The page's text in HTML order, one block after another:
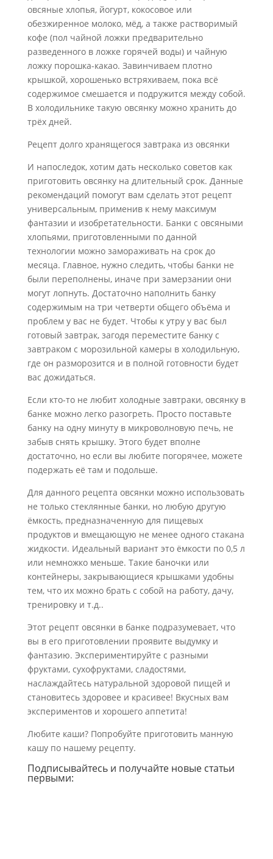
овсяные хлопья, йогурт, кокосовое или
обезжиренное молоко, мёд, а также растворимый
кофе (пол чайной ложки предварительно
разведенного в ложке горячей воды) и чайную
ложку порошка-какао. Завинчиваем плотно
крышкой, хорошенько встряхиваем, пока всё
содержимое смешается и подружится между собой.
В холодильнике такую овсянку можно хранить до
трёх дней.
Рецепт долго хранящегося завтрака из овсянки
И напоследок, хотим дать несколько советов как
приготовить овсянку на длительный срок. Данные
рекомендаций помогут вам сделать этот рецепт
универсальным, применив к нему максимум
фантазии и изобретательности. Банки с овсяными
хлопьями, приготовленными по данной
технологии можно замораживать на срок до
месяца. Главное, нужно следить, чтобы банки не
были переполнены, иначе при замерзании они
могут лопнуть. Достаточно наполнить банку
содержимым на три четверти общего объёма и
проблем у вас не будет. Чтобы к утру у вас был
готовый завтрак, загодя переместите банку с
завтраком с морозильной камеры в холодильную,
где он разморозится и в полной готовности будет
вас дожидаться.
Если кто-то не любит холодные завтраки, овсянку в
банке можно легко разогреть. Просто поставьте
банку на одну минуту в микроволновую печь, не
забыв снять крышку. Этого будет вполне
достаточно, но если вы любите погорячее, можете
подержать её там и подольше.
Для данного рецепта овсянки можно использовать
не только стеклянные банки, но любую другую
ёмкость, предназначенную для пищевых
продуктов и вмещающую не менее одного стакана
жидкости. Идеальный вариант это ёмкости по 0,5 л
или немножко меньше. Такие баночки или
контейнеры, закрывающиеся крышками удобны
тем, что их можно брать с собой на работу, дачу,
тренировку и т.д..
Этот рецепт овсянки в банке подразумевает, что
вы в его приготовлении проявите выдумку и
фантазию. Экспериментируйте с разными
фруктами, сухофруктами, сладостями,
наслаждайтесь натуральной здоровой пищей и
становитесь здоровее и красивее! Вкусных вам
экспериментов и хорошего аппетита!
Любите каши? Попробуйте приготовить манную
кашу по нашему рецепту.
Подписывайтесь и получайте новые статьи
первыми: